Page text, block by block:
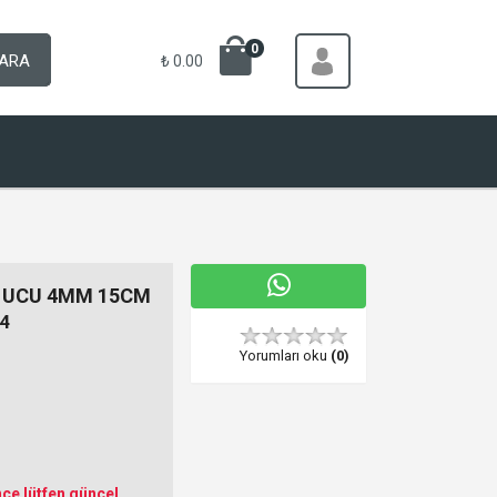
₺ 0.00
0
4MM 15CM
lütfen güncel
Yorumları oku (0)